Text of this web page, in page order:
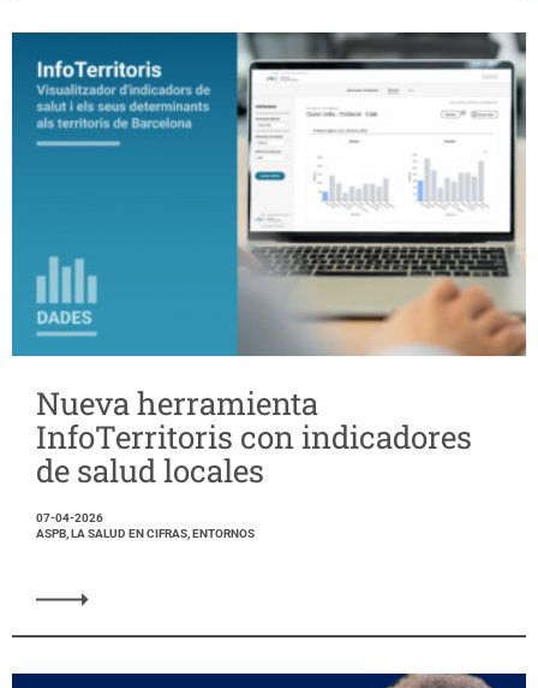
Nueva herramienta
InfoTerritoris con indicadores
de salud locales
07-04-2026
ASPB, LA SALUD EN CIFRAS, ENTORNOS